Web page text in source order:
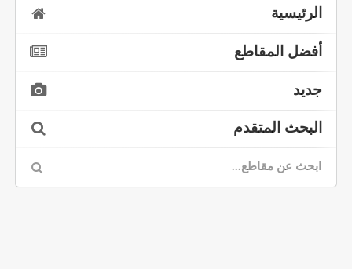
الرئيسية
أفضل المقاطع
جديد
البحث المتقدم